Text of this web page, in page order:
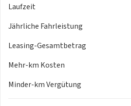
Notbremsassistent "Front Assist"
Radfahrererkennung
Parkassistent "Park Assist Plus"
Geschwindigkeitsbegrenzer mit
Aufmerksamkeits- und
Fahrerbeobachtungskamera
Rückfahrkamera "Rear View"
Laufzeit
Jährliche Fahrleistung
Leasing-Gesamtbetrag
Mehr-km Kosten
Minder-km Vergütung